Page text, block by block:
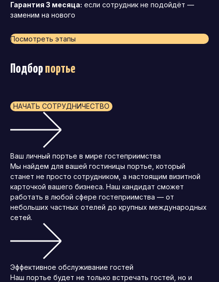
Гарантия 3 месяца: если сотрудник не подойдёт —
заменим на нового
Посмотреть этапы
Подборпортье
НАЧАТЬ СОТРУДНИЧЕСТВО
Ваш личный портье в мире гостеприимства
Мы найдем для вашей гостиницы портье, который
станет не просто сотрудником, а настоящим визитной
карточкой вашего бизнеса. Наш кандидат сможет
работать в любой сфере гостеприимства — от
небольших частных отелей до крупных международных
сетей.
Эффективное обслуживание гостей
Наш портье будет не только встречать гостей, но и